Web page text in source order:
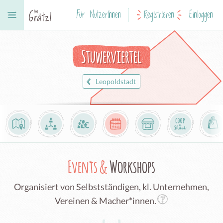
Für NutzerInnen Registrieren Einloggen
Stuwerviertel
Leopoldstadt
Events &Workshops
Organisiert von Selbstständigen, kl. Unternehmen,
Vereinen & Macher*innen.